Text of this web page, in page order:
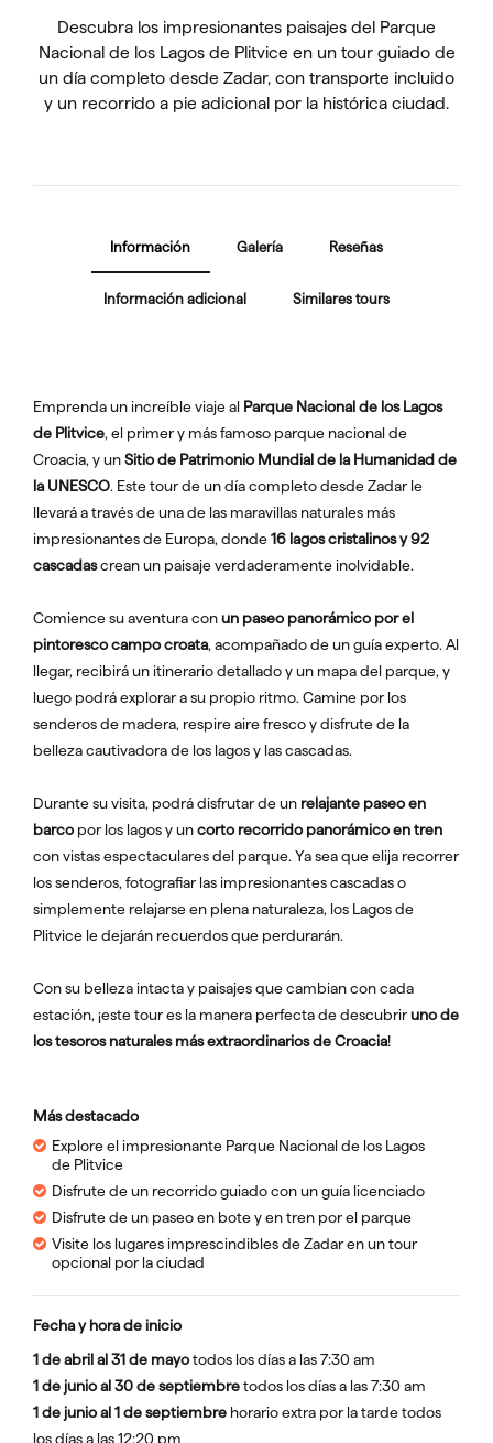
Descubra los impresionantes paisajes del Parque
Nacional de los Lagos de Plitvice en un tour guiado de
un día completo desde Zadar, con transporte incluido
y un recorrido a pie adicional por la histórica ciudad.
Información Galería Reseñas
Información adicional Similares tours
Emprenda un increíble viaje al Parque Nacional de los Lagos
de Plitvice, el primer y más famoso parque nacional de
Croacia, y unSitio de Patrimonio Mundial de la Humanidad de
la UNESCO. Este tour de un día completo desde Zadar le
llevará a través de una de las maravillas naturales más
impresionantes de Europa, donde16 lagos cristalinos y 92
cascadascrean un paisaje verdaderamente inolvidable.
Comience su aventura conun paseo panorámico por el
pintoresco campo croata, acompañado de un guía experto. Al
llegar, recibirá un itinerario detallado y un mapa del parque, y
luego podrá explorar a su propio ritmo. Camine por los
senderos de madera, respire aire fresco y disfrute de la
belleza cautivadora de los lagos y las cascadas.
Durante su visita, podrá disfrutar de un relajante paseo en
barcopor los lagos y uncorto recorrido panorámico en tren
con vistas espectaculares del parque. Ya sea que elija recorrer
los senderos, fotografiar las impresionantes cascadas o
simplemente relajarse en plena naturaleza, los Lagos de
Plitvice le dejarán recuerdos que perdurarán.
Con su belleza intacta y paisajes que cambian con cada
estación, ¡este tour es la manera perfecta de descubriruno de
los tesoros naturales más extraordinarios de Croacia!
Más destacado
Explore el impresionante Parque Nacional de los Lagos
de Plitvice
Disfrute de un recorrido guiado con un guía licenciado
Disfrute de un paseo en bote y en tren por el parque
Visite los lugares imprescindibles de Zadar en un tour
opcional por la ciudad
Fecha y hora de inicio
1 de abril al 31 de mayotodos los días a las 7:30 am
1 de junio al 30 de septiembretodos los días a las 7:30 am
1 de junio al 1 de septiembre horario extra por la tarde todos
los días a las 12:20 pm